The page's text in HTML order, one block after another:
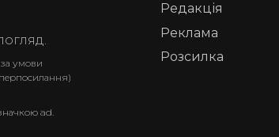
умови
ad.
Редакція
Реклама
Розсилка